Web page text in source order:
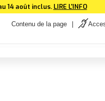
14 août inclus. LIRE L'INFO
Contenu de la page